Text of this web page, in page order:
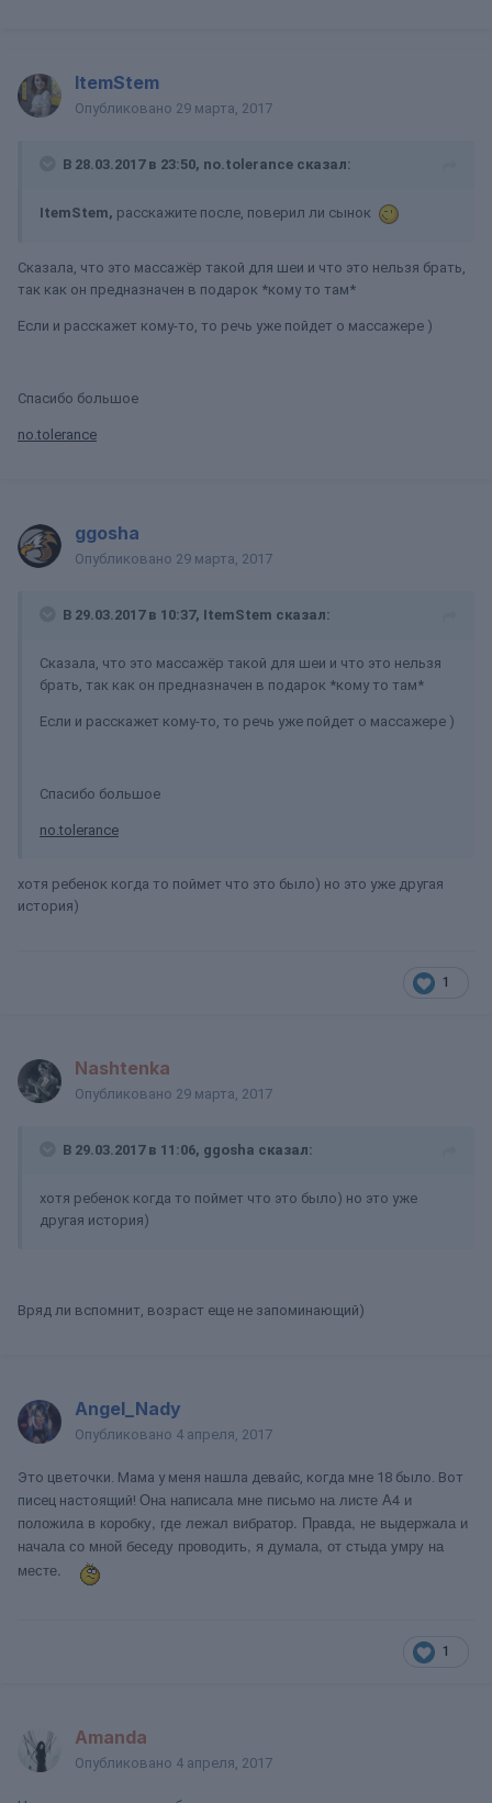
ItemStem
Опубликовано 29 марта, 2017
В 28.03.2017 в 23:50, no.tolerance сказал:
ItemStem, расскажите после, поверил ли сынок
Сказала, что это массажёр такой для шеи и что это нельзя брать,
так как он предназначен в подарок *кому то там*
Если и расскажет кому-то, то речь уже пойдет о массажере )
Спасибо большое
no.tolerance
ggosha
Опубликовано 29 марта, 2017
В 29.03.2017 в 10:37, ItemStem сказал:
Сказала, что это массажёр такой для шеи и что это нельзя
брать, так как он предназначен в подарок *кому то там*
Если и расскажет кому-то, то речь уже пойдет о массажере )
Спасибо большое
no.tolerance
хотя ребенок когда то поймет что это было) но это уже другая
история)
1
Nashtenka
Опубликовано 29 марта, 2017
В 29.03.2017 в 11:06, ggosha сказал:
хотя ребенок когда то поймет что это было) но это уже
другая история)
Вряд ли вспомнит, возраст еще не запоминающий)
Angel_Nady
Опубликовано 4 апреля, 2017
Это цветочки. Мама у меня нашла девайс, когда мне 18 было. Вот
писец настоящий! Она написала мне письмо на листе А4 и
положила в коробку, где лежал вибратор. Правда, не выдержала и
начала со мной беседу проводить, я думала, от стыда умру на
месте.
1
Amanda
Опубликовано 4 апреля, 2017